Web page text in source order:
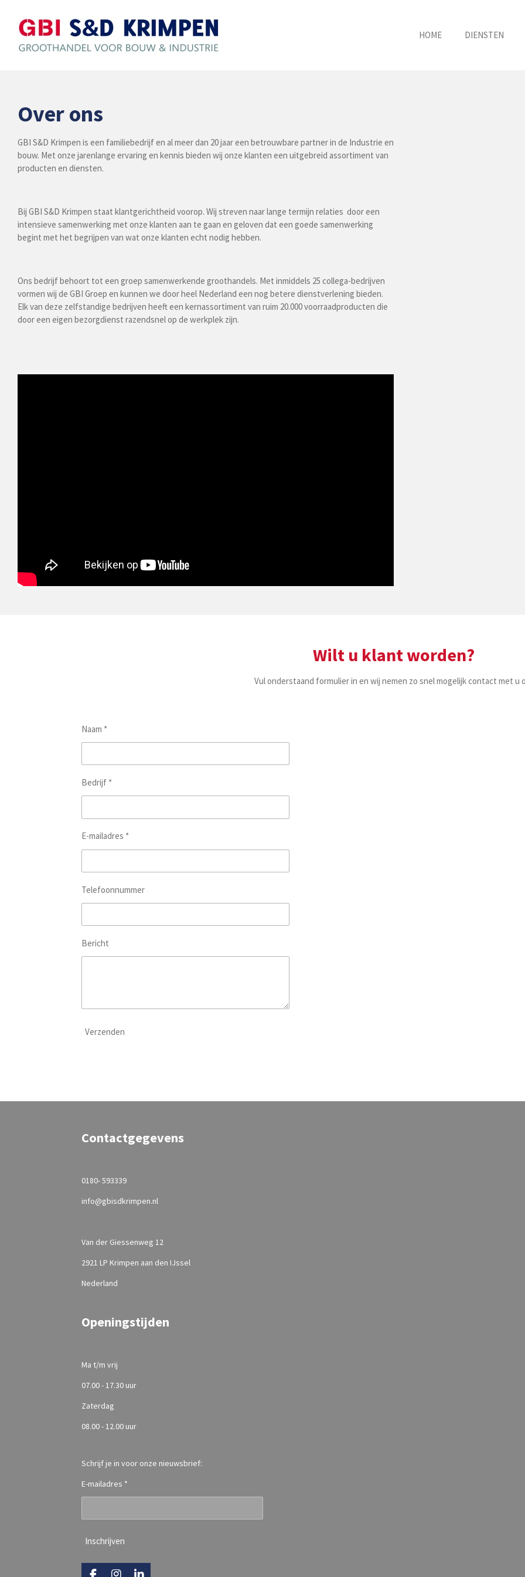
direct
naar
HOME DIENSTEN
Over ons
GBI S&D Krimpen is een familiebedrijf en al meer dan 20 jaar een betrouwbare partner in de Industrie en
bouw. Met onze jarenlange ervaring en kennis bieden wij onze klanten een uitgebreid assortiment van
producten en diensten.
Bij GBI S&D Krimpen staat klantgerichtheid voorop. Wij streven naar lange termijn relaties door een
intensieve samenwerking met onze klanten aan te gaan en geloven dat een goede samenwerking
begint met het begrijpen van wat onze klanten echt nodig hebben.
Ons bedrijf behoort tot een groep samenwerkende groothandels. Met inmiddels 25 collega-bedrijven
vormen wij de GBI Groep en kunnen we door heel Nederland een nog betere dienstverlening bieden.
Elk van deze zelfstandige bedrijven heeft een kernassortiment van ruim 20.000 voorraadproducten die
door een eigen bezorgdienst razendsnel op de werkplek zijn.
Wilt u klant worden?
Vul onderstaand formulier in en wij nemen zo snel mogelijk contact met u
Naam *
Bedrijf *
E-mailadres *
Telefoonnummer
Bericht
Verzenden
Contactgegevens
0180- 593339
info@gbisdkrimpen.nl
Van der Giessenweg 12
2921 LP Krimpen aan den IJssel
Nederland
Openingstijden
Ma t/m vrij
07.00 - 17.30 uur
Zaterdag
08.00 - 12.00 uur
Schrijf je in voor onze nieuwsbrief:
E-mailadres *
Inschrijven